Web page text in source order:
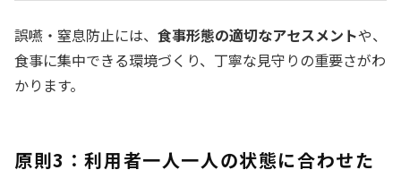
誤嚥・窒息防止には、 食事形態の適切なアセスメントや、
食事に集中できる環境づくり、丁寧な見守りの重要さがわ
かります。
原則3：利用者一人一人の状態に合わせた